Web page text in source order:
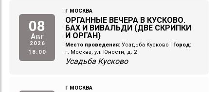
08
Авг
2026
18:00
Г МОСКВА
ОРГАННЫЕ ВЕЧЕРА В КУСКОВО.
БАХ И ВИВАЛЬДИ (ДВЕ СКРИПКИ
И ОРГАН)
Место проведения: Усадьба Кусково
Город:
г. Москва, ул. Юности, д. 2
Усадьба Кусково
Г МОСКВА